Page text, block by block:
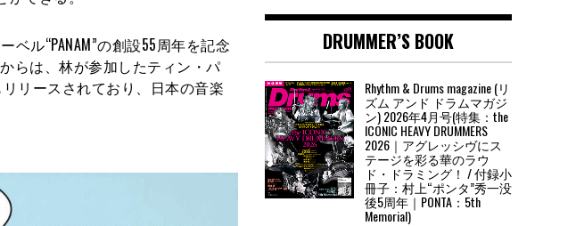
ル“PANAM”の創設55周年を記念
からは、林が参加したティン・パ
リリースされており、日本の音楽
DRUMMER’S BOOK
Rhythm & Drums magazine (リ
ズム アンド ドラムマガジ
ン) 2026年4月号(特集：the
ICONIC HEAVY DRUMMERS
2026｜アグレッシヴにス
テージを彩る華のラウ
ド・ドラミング！ / 付録小
冊子：村上“ポンタ”秀一没
後5周年｜PONTA：5th
Memorial)